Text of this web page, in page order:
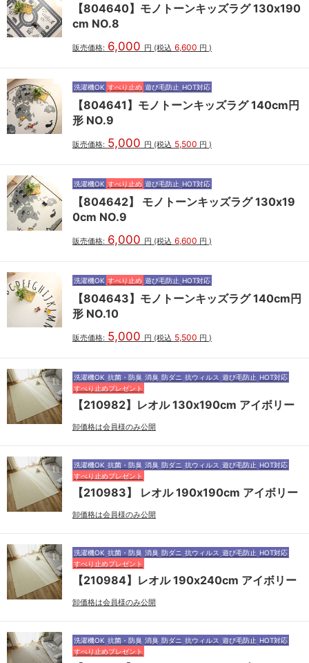
【804640】モノトーンキッズラグ 130x190
cm NO.8
販売価格: 6,000 円 (税込 6,600 円 )
洗濯機OK すべり止め 遊び毛防止 HOT対応
【804641】モノトーンキッズラグ 140cm円
形 NO.9
販売価格: 5,000 円 (税込 5,500 円 )
洗濯機OK すべり止め 遊び毛防止 HOT対応
【804642】 モノトーンキッズラグ 130x19
0cm NO.9
販売価格: 6,000 円 (税込 6,600 円 )
洗濯機OK すべり止め 遊び毛防止 HOT対応
【804643】モノトーンキッズラグ 140cm円
形 NO.10
販売価格: 5,000 円 (税込 5,500 円 )
洗濯機OK 抗菌・防臭 消臭 防ダニ 抗ウィルス 遊び毛防止 HOT対応
すべり止めプレゼント
【210982】レオル 130x190cm アイボリー
卸価格は会員様のみ公開
洗濯機OK 抗菌・防臭 消臭 防ダニ 抗ウィルス 遊び毛防止 HOT対応
すべり止めプレゼント
【210983】 レオル 190x190cm アイボリー
卸価格は会員様のみ公開
洗濯機OK 抗菌・防臭 消臭 防ダニ 抗ウィルス 遊び毛防止 HOT対応
すべり止めプレゼント
【210984】レオル 190x240cm アイボリー
卸価格は会員様のみ公開
洗濯機OK 抗菌・防臭 消臭 防ダニ 抗ウィルス 遊び毛防止 HOT対応
すべり止めプレゼント